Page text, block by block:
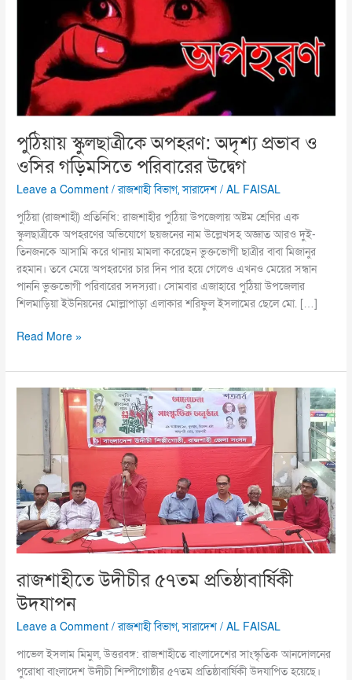
পুঠিয়ায় স্কুলছাত্রীকে অপহরণ: অদৃশ্য প্রভাব ও
ওসির গড়িমসিতে পরিবারের উদ্বেগ
Leave a Comment /রাজশাহী বিভাগ,সারাদেশ /AL FAISAL
পুঠিয়া (রাজশাহী) প্রতিনিধি: রাজশাহীর পুঠিয়া উপজেলায় অষ্টম শ্রেণির এক
স্কুলছাত্রীকে অপহরণের অভিযোগে ছয়জনের নাম উল্লেখসহ অজ্ঞাত আরও দুই-
তিনজনকে আসামি করে থানায় মামলা করেছেন ভুক্তভোগী ছাত্রীর বাবা মিজানুর
রহমান। তবে মেয়ে অপহরণের চার দিন পার হয়ে গেলেও এখনও মেয়ের সন্ধান
পাননি ভুক্তভোগী পরিবারের সদস্যরা। সোমবার এজাহারে পুঠিয়া উপজেলার
শিলমাড়িয়া ইউনিয়নের মোল্লাপাড়া এলাকার শরিফুল ইসলামের ছেলে মো. […]
গড়িমসিতে
পরিবারের
উদ্বেগ
Read More »
রাজশাহীতে উদীচীর ৫৭তম প্রতিষ্ঠাবার্ষিকী
উদযাপন
Leave a Comment /রাজশাহী বিভাগ,সারাদেশ /AL FAISAL
পাভেল ইসলাম মিমুল, উত্তরবঙ্গ: রাজশাহীতে বাংলাদেশের সাংস্কৃতিক আনদোলনের
পুরোধা বাংলাদেশ উদীচী শিল্পীগোষ্ঠীর ৫৭তম প্রতিষ্ঠাবার্ষিকী উদযাপিত হয়েছে।
রাজশাহীতে
প্রতিষ্ঠাবার্ষিকী
উদযাপন